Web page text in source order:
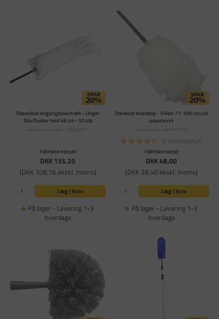
Støvekost engangsovertræk - Unger
StarDuster hvid 46 cm - 50 stk
Varenummer: ABN-1000003211
FØR DKK 169,00
DKK 135,20
(DKK 108,16 ekskl. moms)
Læg i kurv
På lager - Levering 1-3
hverdage
Støvkost teleskop - Vikan 71-109 cm uld
assorteret
Varenummer: ABN-971701
9 anmeldelser
FØR DKK 60,00
DKK 48,00
(DKK 38,40 ekskl. moms)
Læg i kurv
På lager - Levering 1-3
hverdage